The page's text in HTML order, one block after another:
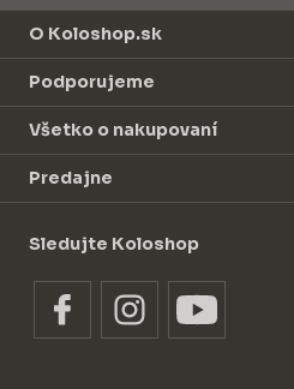
O Koloshop.sk
Podporujeme
Všetko o nakupovaní
Predajne
Sledujte Koloshop